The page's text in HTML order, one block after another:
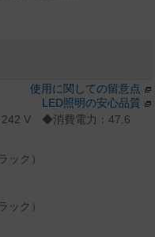
使用に関しての留意点
LED照明の安心品質
V ◆消費電力：47.6
ック）
ック）